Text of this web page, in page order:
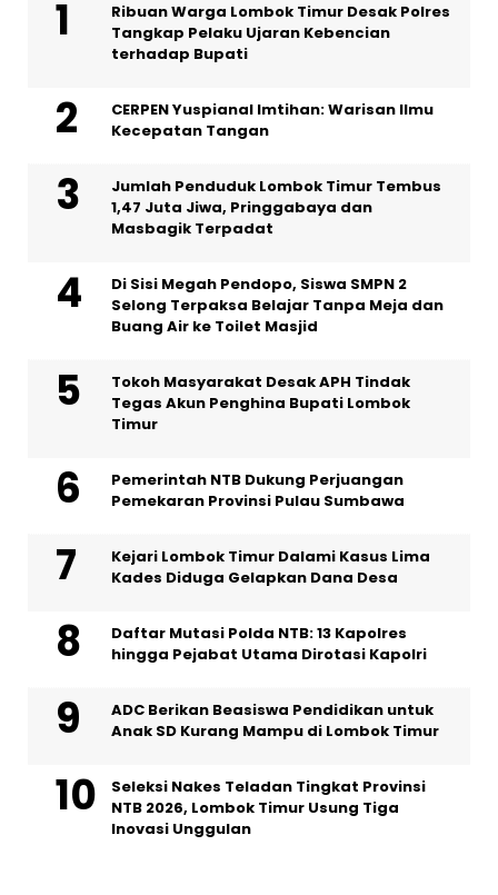
Ribuan Warga Lombok Timur Desak Polres
Tangkap Pelaku Ujaran Kebencian
terhadap Bupati
CERPEN Yuspianal Imtihan: Warisan Ilmu
Kecepatan Tangan
Jumlah Penduduk Lombok Timur Tembus
1,47 Juta Jiwa, Pringgabaya dan
Masbagik Terpadat
Di Sisi Megah Pendopo, Siswa SMPN 2
Selong Terpaksa Belajar Tanpa Meja dan
Buang Air ke Toilet Masjid
Tokoh Masyarakat Desak APH Tindak
Tegas Akun Penghina Bupati Lombok
Timur
Pemerintah NTB Dukung Perjuangan
Pemekaran Provinsi Pulau Sumbawa
Kejari Lombok Timur Dalami Kasus Lima
Kades Diduga Gelapkan Dana Desa
Daftar Mutasi Polda NTB: 13 Kapolres
hingga Pejabat Utama Dirotasi Kapolri
ADC Berikan Beasiswa Pendidikan untuk
Anak SD Kurang Mampu di Lombok Timur
Seleksi Nakes Teladan Tingkat Provinsi
NTB 2026, Lombok Timur Usung Tiga
Inovasi Unggulan